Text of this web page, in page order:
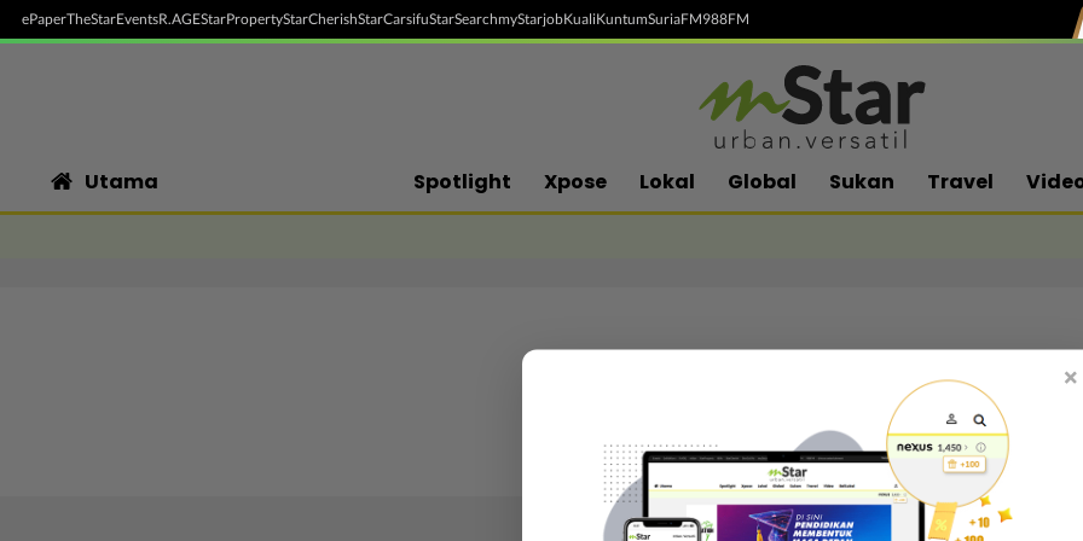
ePaperTheStarEventsR.AGEStarPropertyStarCherishStarCarsifuStarSearchmyStarjobKualiKuntumSuriaFM988FM
Utama Spotlight Xpose Lokal Global Sukan Travel
Follow media sosial kami
×